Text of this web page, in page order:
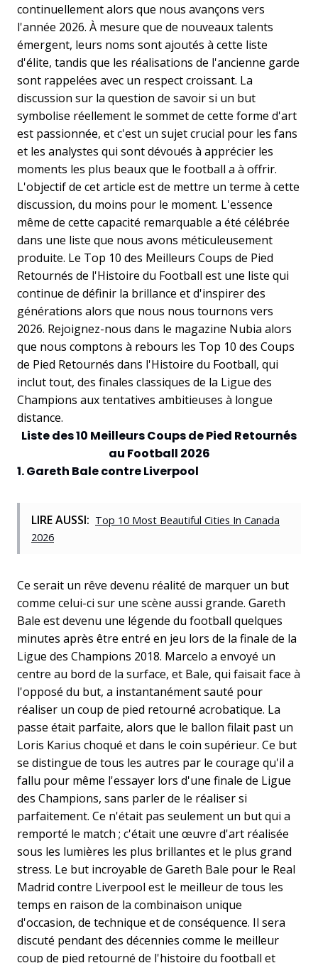
continuellement alors que nous avançons vers
l'année 2026. À mesure que de nouveaux talents
émergent, leurs noms sont ajoutés à cette liste
d'élite, tandis que les réalisations de l'ancienne garde
sont rappelées avec un respect croissant. La
discussion sur la question de savoir si un but
symbolise réellement le sommet de cette forme d'art
est passionnée, et c'est un sujet crucial pour les fans
et les analystes qui sont dévoués à apprécier les
moments les plus beaux que le football a à offrir.
L'objectif de cet article est de mettre un terme à cette
discussion, du moins pour le moment. L'essence
même de cette capacité remarquable a été célébrée
dans une liste que nous avons méticuleusement
produite. Le Top 10 des Meilleurs Coups de Pied
Retournés de l'Histoire du Football est une liste qui
continue de définir la brillance et d'inspirer des
générations alors que nous nous tournons vers
2026. Rejoignez-nous dans le magazine Nubia alors
que nous comptons à rebours les Top 10 des Coups
de Pied Retournés dans l'Histoire du Football, qui
inclut tout, des finales classiques de la Ligue des
Champions aux tentatives ambitieuses à longue
distance.
Liste des 10 Meilleurs Coups de Pied Retournés
au Football 2026
1. Gareth Bale contre Liverpool
LIRE AUSSI: Top 10 Most Beautiful Cities In Canada
2026
Ce serait un rêve devenu réalité de marquer un but
comme celui-ci sur une scène aussi grande. Gareth
Bale est devenu une légende du football quelques
minutes après être entré en jeu lors de la finale de la
Ligue des Champions 2018. Marcelo a envoyé un
centre au bord de la surface, et Bale, qui faisait face à
l'opposé du but, a instantanément sauté pour
réaliser un coup de pied retourné acrobatique. La
passe était parfaite, alors que le ballon filait past un
Loris Karius choqué et dans le coin supérieur. Ce but
se distingue de tous les autres par le courage qu'il a
fallu pour même l'essayer lors d'une finale de Ligue
des Champions, sans parler de le réaliser si
parfaitement. Ce n'était pas seulement un but qui a
remporté le match ; c'était une œuvre d'art réalisée
sous les lumières les plus brillantes et le plus grand
stress. Le but incroyable de Gareth Bale pour le Real
Madrid contre Liverpool est le meilleur de tous les
temps en raison de la combinaison unique
d'occasion, de technique et de conséquence. Il sera
discuté pendant des décennies comme le meilleur
coup de pied retourné de l'histoire du football et